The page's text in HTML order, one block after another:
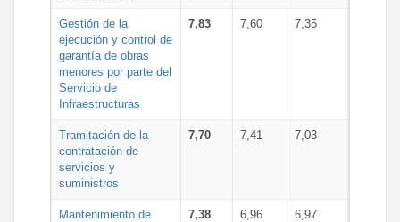
Gestión de la
ejecución y control de
garantía de obras
menores por parte del
Servicio de
Infraestructuras
7,83 7,60 7,35
Tramitación de la
contratación de
servicios y
suministros
7,70 7,41 7,03
Mantenimiento de
7,38 6,96 6,97